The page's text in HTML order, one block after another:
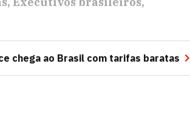
chega ao Brasil com tarifas baratas